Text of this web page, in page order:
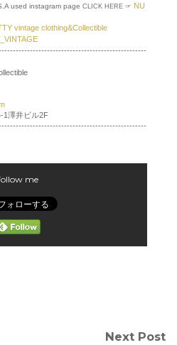
used instagram pageCLICK HERE ☞ NU
vintage clothing&Collectible
1澤井ビル2F
me
Next Post